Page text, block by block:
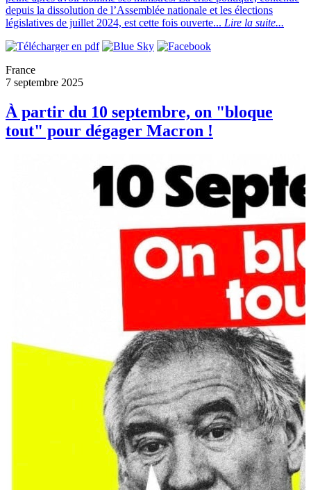
depuis la dissolution de l’Assemblée nationale et les élections
législatives de juillet 2024, est cette fois ouverte... Lire la suite...
France
7 septembre 2025
À partir du 10 septembre, on "bloque
tout" pour dégager Macron !